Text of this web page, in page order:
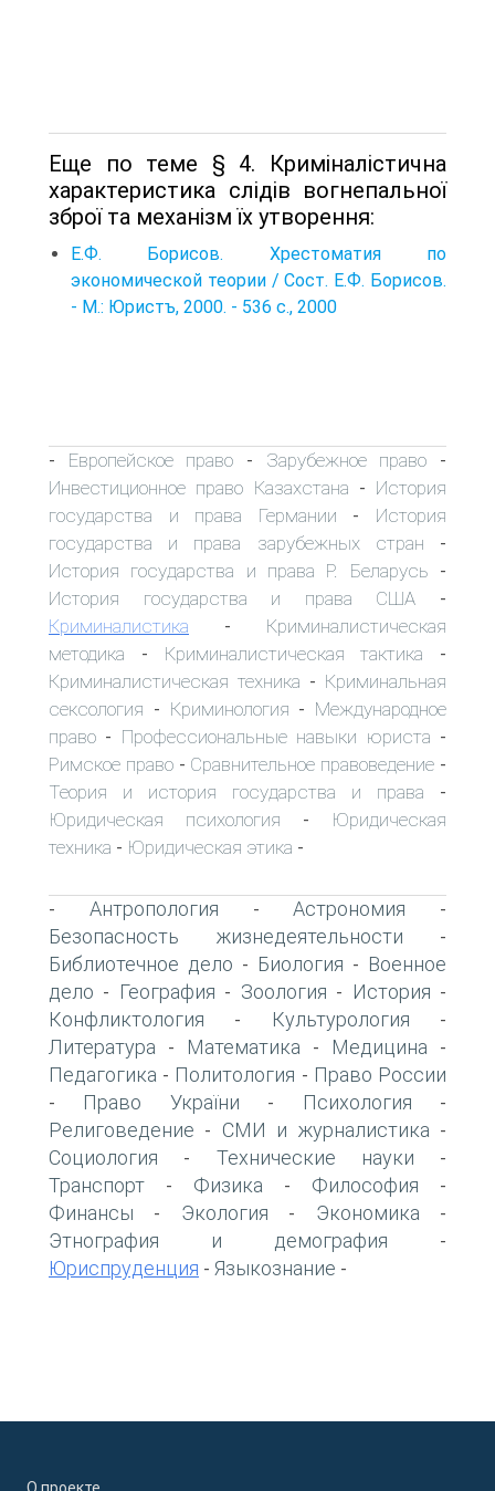
Еще по теме § 4. Криміналістична
характеристика слідів вогнепальної
зброї та механізм їх утворення:
Е.Ф. Борисов. Хрестоматия по
экономической теории / Сост. Е.Ф. Борисов.
- М.: Юристъ, 2000. - 536 с., 2000
- Европейское право - Зарубежное право -
Инвестиционное право Казахстана - История
государства и права Германии - История
государства и права зарубежных стран -
История государства и права Р. Беларусь -
История государства и права США -
Криминалистика - Криминалистическая
методика - Криминалистическая тактика -
Криминалистическая техника - Криминальная
сексология - Криминология - Международное
право - Профессиональные навыки юриста -
Римское право- Сравнительное правоведение -
Теория и история государства и права -
Юридическая психология -
Юридическая
техника - Юридическая этика -
- Антропология -Астрономия -
Безопасность жизнедеятельности -
Библиотечное дело - Биология - Военное
дело - География - Зоология - История -
Конфликтология - Культурология -
Литература - Математика - Медицина -
Педагогика - Политология - Право России
- Право України - Психология -
Религоведение - СМИ и журналистика -
Социология - Технические науки -
Транспорт - Физика - Философия -
Финансы - Экология - Экономика -
Этнография и демография -
Юриспруденция - Языкознание -
О проекте